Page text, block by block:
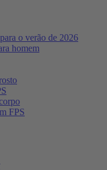
o verão de 2026
homem
FPS